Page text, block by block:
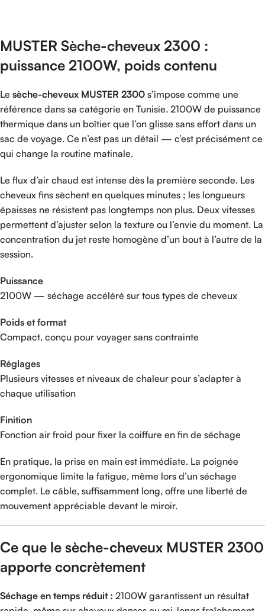
MUSTER Sèche-cheveux 2300 :
puissance 2100W, poids contenu
Le sèche-cheveux MUSTER 2300 s’impose comme une
référence dans sa catégorie en Tunisie. 2100W de puissance
thermique dans un boîtier que l’on glisse sans effort dans un
sac de voyage. Ce n’est pas un détail — c’est précisément ce
qui change la routine matinale.
Le flux d’air chaud est intense dès la première seconde. Les
cheveux fins sèchent en quelques minutes ; les longueurs
épaisses ne résistent pas longtemps non plus. Deux vitesses
permettent d’ajuster selon la texture ou l’envie du moment. La
concentration du jet reste homogène d’un bout à l’autre de la
session.
Puissance
2100W — séchage accéléré sur tous types de cheveux
Poids et format
Compact, conçu pour voyager sans contrainte
Réglages
Plusieurs vitesses et niveaux de chaleur pour s’adapter à
chaque utilisation
Finition
Fonction air froid pour fixer la coiffure en fin de séchage
En pratique, la prise en main est immédiate. La poignée
ergonomique limite la fatigue, même lors d’un séchage
complet. Le câble, suffisamment long, offre une liberté de
mouvement appréciable devant le miroir.
Ce que le sèche-cheveux MUSTER 2300
apporte concrètement
Séchage en temps réduit : 2100W garantissent un résultat